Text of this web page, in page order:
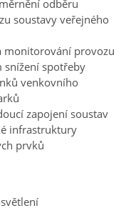
odběru
soustavy veřejného
monitorování provozu
snížení spotřeby
venkovního
zapojení soustav
infrastruktury
prvků